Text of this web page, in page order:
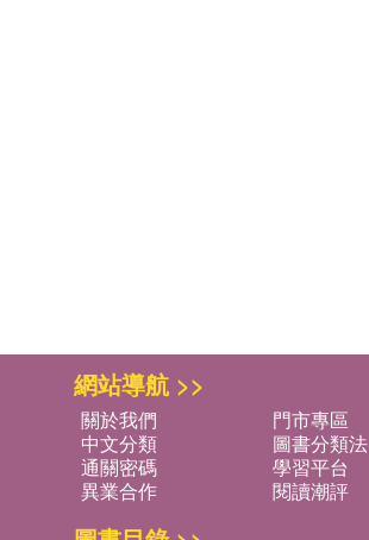
網站導航 >>
關於我們 門市專區
中文分類
圖書分類法
通關密碼
學習平台
異業合作
閱讀潮評